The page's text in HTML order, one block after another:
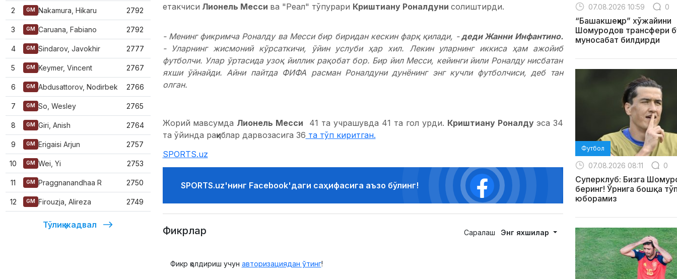
2 GM Nakamura, Hikaru 2792
3 GM Caruana, Fabiano 2792
4 GM Sindarov, Javokhir 2777
5 GM Keymer, Vincent 2767
6 GM Abdusattorov, Nodirbek 2766
7 GM So, Wesley 2765
8 GM Giri, Anish 2764
9 GM Erigaisi Arjun 2757
10 GM Wei, Yi 2753
11 GM Praggnanandhaa R 2750
12 GM Firouzja, Alireza 2749
Тўлиқ жадвал
етакчиси Лионель Месси ва "Реал" тўпурари Криштиану Роналдуни солиштирди.
- Менинг фикримча Роналду ва Месси бир биридан кескин фарқ қилади, -деди Жанни Инфантино.
- Уларнинг жисмоний кўрсаткичи, ўйин услуби ҳар хил. Лекин уларнинг иккиса ҳам ажойиб
футболчи. Улар ўртасида узоқ йиллик рақобат бор. Бир йил Месси, кейинги йили Роналду нисбатан
яхши ўйнайди. Айни пайтда ФИФА расман Роналдуни дунёнинг энг кучли футболчиси, деб тан
олган.
Жорий мавсумда Лионель Месси 41 та учрашувда 41 та гол урди. Криштиану Роналду эса 34
та ўйинда рақиблар дарвозасига 36 та тўп киритган.
SPORTS.uz
SPORTS.uz'нинг Facebook'даги саҳифасига аъзо бўлинг!
Фикрлар Саралаш Энг яхшилар
Фикр қолдириш учун авторизациядан ўтинг!
07.08.2026 10:59 0
“Башакшеҳир” хўжайини
Шомуродов трансфери
муносабат билдирди
Футбол
07.08.2026 08:11 0
Суперклуб: Бизга
беринг! Ўрнига бошқа
юборамиз